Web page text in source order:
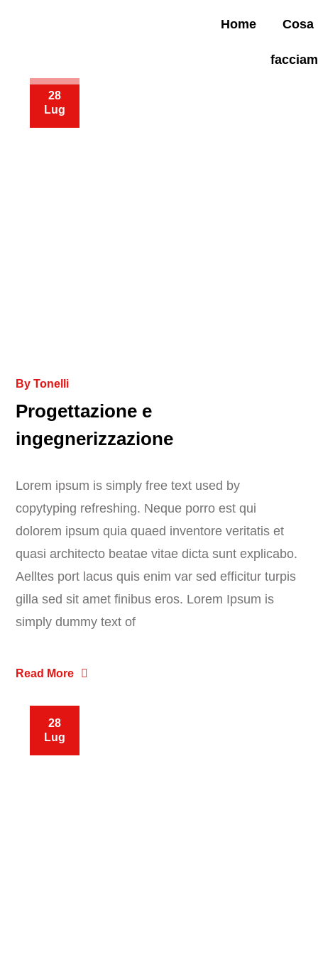
Home Cosa
28
Lug
ByTonelli
Progettazione e
ingegnerizzazione
Lorem ipsum is simply free text used by
copytyping refreshing. Neque porro est qui
dolorem ipsum quia quaed inventore veritatis et
quasi architecto beatae vitae dicta sunt explicabo.
Aelltes port lacus quis enim var sed efficitur turpis
gilla sed sit amet finibus eros. Lorem Ipsum is
simply dummy text of
Read More
28
Lug